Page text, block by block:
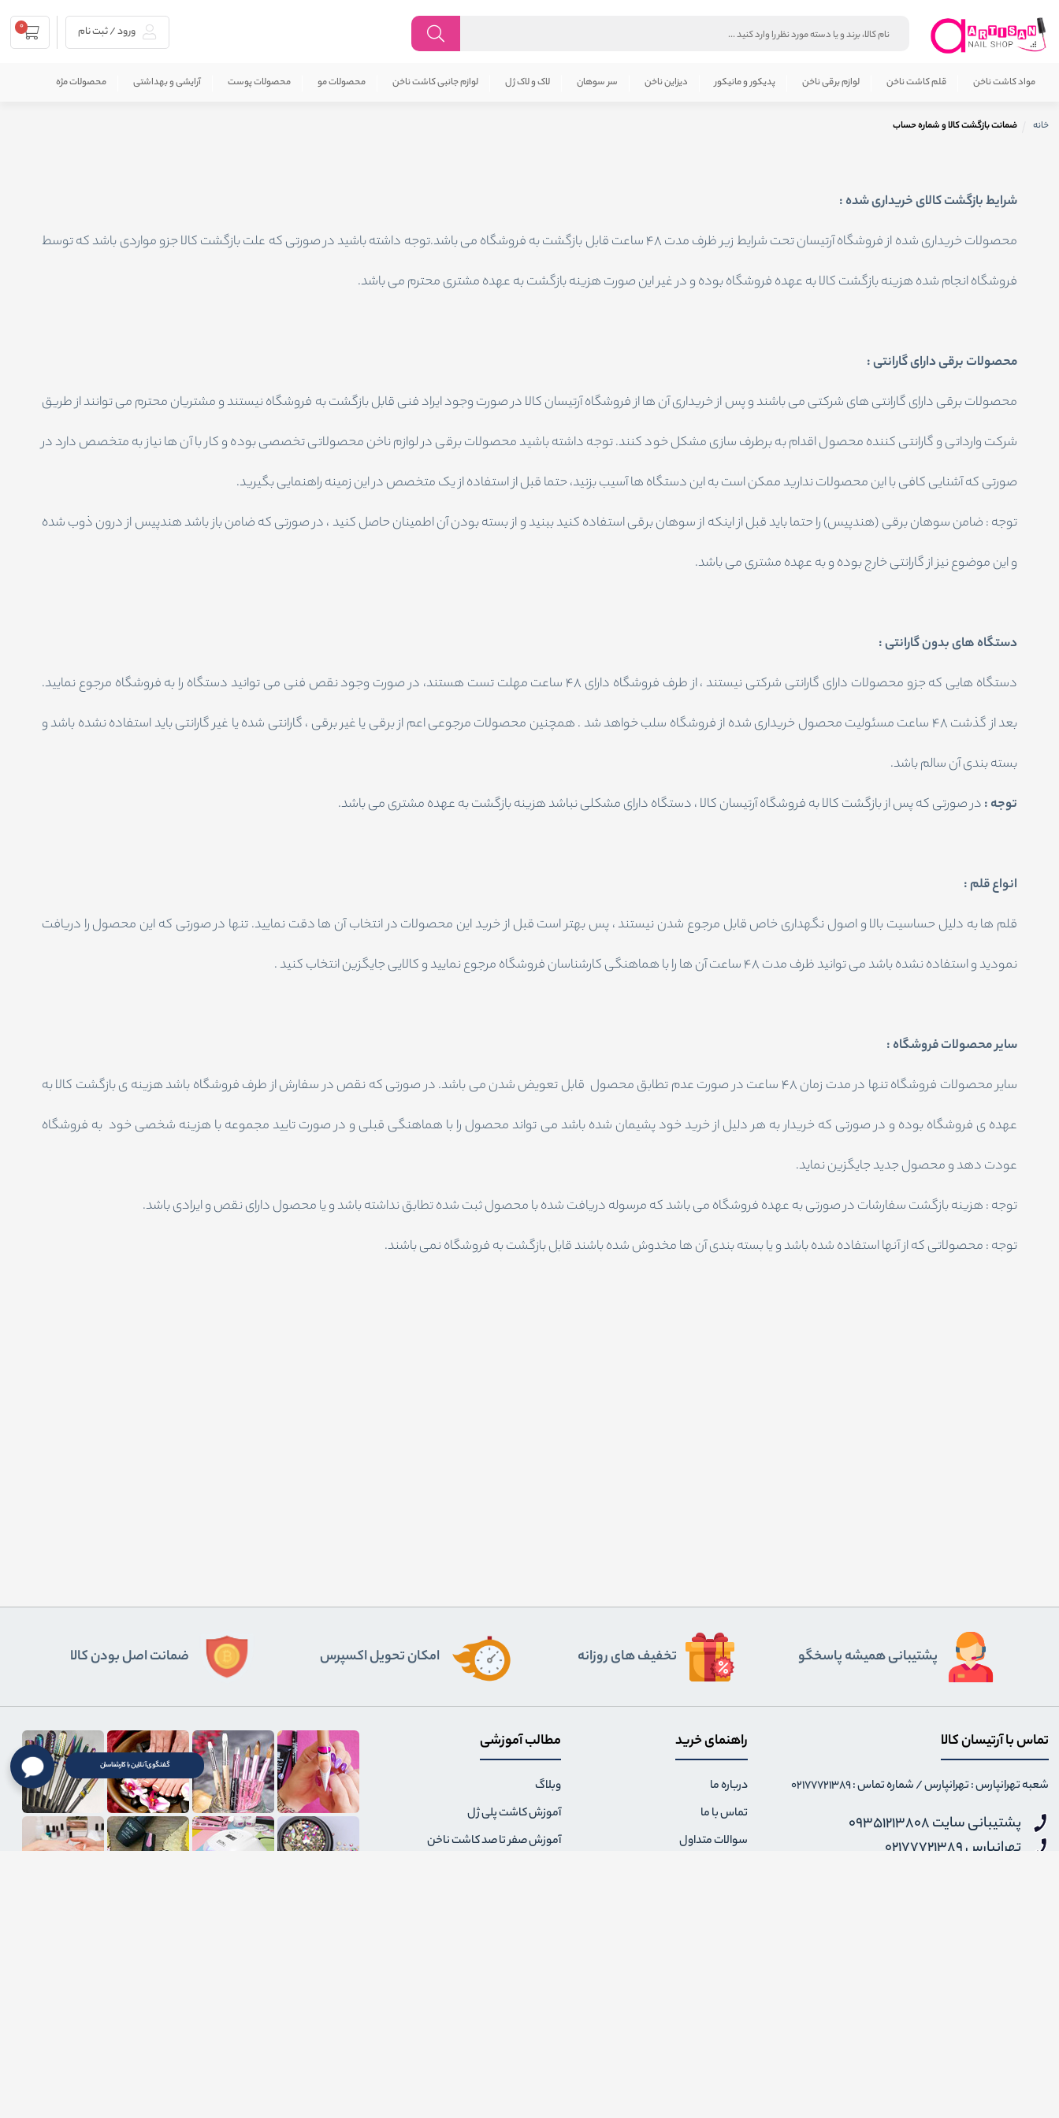
گفتگوی آنلاین با کارشناسان
ورود / ثبت نام 0
مواد کاشت ناخن قلم کاشت ناخن لوازم برقی ناخن پدیکور و مانیکور دیزاین ناخن سر سوهان لاک و لاک ژل لوازم جانبی کاشت ناخن محصولات مو محصولات پوست آرایشی و بهداشتی محصولات مژه
خانه ضمانت بازگشت کالا و شماره حساب
شرایط بازگشت کالای خریداری شده :
محصولات خریداری شده از فروشگاه آرتیسان تحت شرایط زیر ظرف مدت 48 ساعت قابل بازگشت به فروشگاه می باشد.توجه داشته باشید در صورتی که علت بازگشت کالا جزو مواردی باشد که توسط
فروشگاه انجام شده هزینه بازگشت کالا به عهده فروشگاه بوده و در غیر این صورت هزینه بازگشت به عهده مشتری محترم می باشد.
محصولات برقی دارای گارانتی :
محصولات برقی دارای گارانتی های شرکتی می باشند و پس از خریداری آن ها از فروشگاه آرتیسان کالا در صورت وجود ایراد فنی قابل بازگشت به فروشگاه نیستند و مشتریان محترم می توانند از طریق
شرکت وارداتی و گارانتی کننده محصول اقدام به برطرف سازی مشکل خود کنند. توجه داشته باشید محصولات برقی در لوازم ناخن محصولاتی تخصصی بوده و کار با آن ها نیاز به متخصص دارد در
صورتی که آشنایی کافی با این محصولات ندارید ممکن است به این دستگاه ها آسیب بزنید، حتما قبل از استفاده از یک متخصص در این زمینه راهنمایی بگیرید.
توجه : ضامن سوهان برقی (هندپیس) را حتما باید قبل از اینکه از سوهان برقی استفاده کنید ببنید و از بسته بودن آن اطمینان حاصل کنید ، در صورتی که ضامن باز باشد هندپیس از درون ذوب شده
و این موضوع نیز از گارانتی خارج بوده و به عهده مشتری می باشد.
دستگاه های بدون گارانتی :
دستگاه هایی که جزو محصولات دارای گارانتی شرکتی نیستند ، از طرف فروشگاه دارای 48 ساعت مهلت تست هستند، در صورت وجود نقص فنی می توانید دستگاه را به فروشگاه مرجوع نمایید.
بعد از گذشت 48 ساعت مسئولیت محصول خریداری شده از فروشگاه سلب خواهد شد . همچنین محصولات مرجوعی اعم از برقی یا غیر برقی ، گارانتی شده یا غیر گارانتی باید استفاده نشده باشد و
بسته بندی آن سالم باشد.
توجه :در صورتی که پس از بازگشت کالا به فروشگاه آرتیسان کالا ، دستگاه دارای مشکلی نباشد هزینه بازگشت به عهده مشتری می باشد.
انواع قلم :
قلم ها به دلیل حساسیت بالا و اصول نگهداری خاص قابل مرجوع شدن نیستند ، پس بهتر است قبل از خرید این محصولات در انتخاب آن ها دقت نمایید. تنها در صورتی که این محصول را دریافت
نمودید و استفاده نشده باشد می توانید ظرف مدت 48 ساعت آن ها را با هماهنگی کارشناسان فروشگاه مرجوع نمایید و کالایی جایگزین انتخاب کنید .
سایر محصولات فروشگاه :
سایر محصولات فروشگاه تنها در مدت زمان 48 ساعت در صورت عدم تطابق محصول قابل تعویض شدن می باشد. در صورتی که نقص در سفارش از طرف فروشگاه باشد هزینه ی بازگشت کالا به
عهده ی فروشگاه بوده و در صورتی که خریدار به هر دلیل از خرید خود پشیمان شده باشد می تواند محصول را با هماهنگی قبلی و در صورت تایید مجموعه با هزینه شخصی خود به فروشگاه
عودت دهد و محصول جدید جایگزین نماید.
توجه : هزینه بازگشت سفارشات در صورتی به عهده فروشگاه می باشد که مرسوله دریافت شده با محصول ثبت شده تطابق نداشته باشد و یا محصول دارای نقص و ایرادی باشد.
توجه : محصولاتی که از آنها استفاده شده باشد و یا بسته بندی آن ها مخدوش شده باشند قابل بازگشت به فروشگاه نمی باشند.
پشتیبانی همیشه پاسخگو تخفیف های روزانه اﻣﮑﺎن ﺗﺤﻮﯾﻞ اﮐﺴﭙﺮس ضمانت اصل بودن کالا
تماس با آرتیسان کالا
شعبه تهرانپارس : تهرانپارس / شماره تماس : 02177721389
پشتیبانی سایت 09351213808
تهرانپارس 02177721389
راهنمای خرید
درباره ما
تماس با ما
سوالات متداول
مطالب آموزشی
وبلاگ
آموزش کاشت پلی ژل
آموزش صفر تا صد کاشت ناخن